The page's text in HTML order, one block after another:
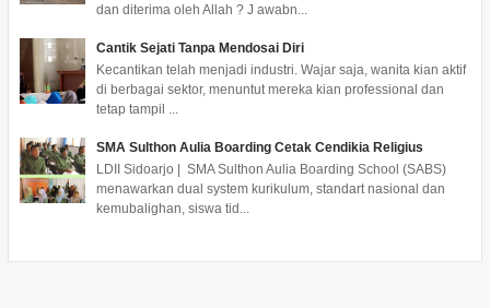
dan diterima oleh Allah ? J awabn...
Cantik Sejati Tanpa Mendosai Diri
Kecantikan telah menjadi industri. Wajar saja, wanita kian aktif
di berbagai sektor, menuntut mereka kian professional dan
tetap tampil ...
SMA Sulthon Aulia Boarding Cetak Cendikia Religius
LDII Sidoarjo | SMA Sulthon Aulia Boarding School (SABS)
menawarkan dual system kurikulum, standart nasional dan
kemubalighan, siswa tid...